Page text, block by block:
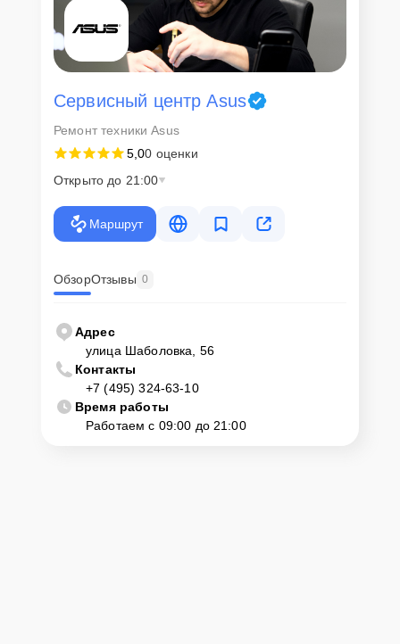
сохранность техники и безопасность личных данных на
ремонтируемых устройствах клиентов, в соответствии с
действующим законодательством Российской Федерации.
Как начать ремонт
Для запуска процесса ремонта монитора Asus Strix XG16AHPE
нужно просто оставить Заявку на сайте
горячей линии: +7 (495) 324-63-10. Наши специалисты оперативно
проконсультируют по всем необходимым вопросам, запишут на
диагностику, подскажут с вариантами курьерской доставки или
Сервисный центр Asus
Ремонт техники Asus
5,00 оценки
Открыто до 21:00
Маршрут
ОбзорОтзывы 0
Адрес
улица Шаболовка, 56
Контакты
+7 (495) 324-63-10
Время работы
Работаем с 09:00 до 21:00